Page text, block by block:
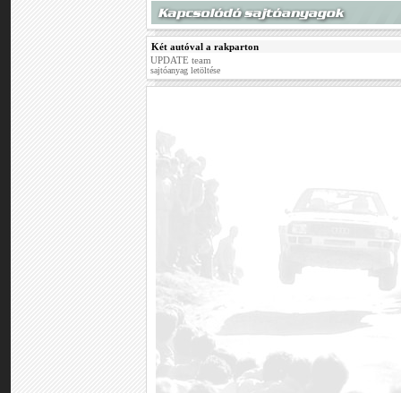
Két autóval a rakparton
UPDATE team
sajtóanyag letöltése